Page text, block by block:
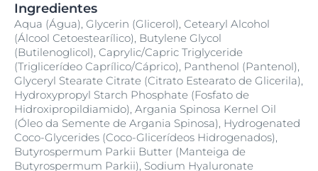
Ingredientes
Aqua (Água), Glycerin (Glicerol), Cetearyl Alcohol
(Álcool Cetoestearílico), Butylene Glycol
(Butilenoglicol), Caprylic/Capric Triglyceride
(Triglicerídeo Caprílico/Cáprico), Panthenol (Pantenol),
Glyceryl Stearate Citrate (Citrato Estearato de Glicerila),
Hydroxypropyl Starch Phosphate (Fosfato de
Hidroxipropildiamido), Argania Spinosa Kernel Oil
(Óleo da Semente de Argania Spinosa), Hydrogenated
Coco-Glycerides (Coco-Glicerídeos Hidrogenados),
Butyrospermum Parkii Butter (Manteiga de
Butyrospermum Parkii), Sodium Hyaluronate